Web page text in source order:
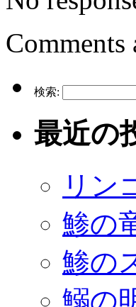
Comments
検索:
最近の
リン
鯵の
鯵の
鰯の